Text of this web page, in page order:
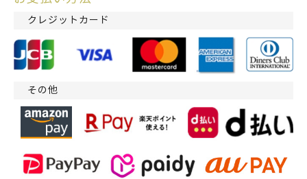
クレジットカード
その他